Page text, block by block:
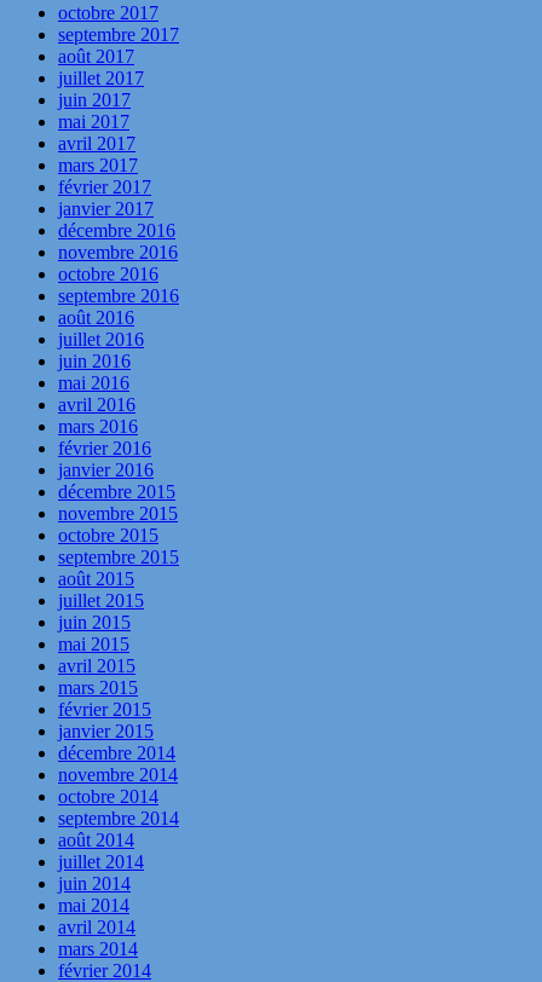
octobre 2017
septembre 2017
août 2017
juillet 2017
juin 2017
mai 2017
avril 2017
mars 2017
février 2017
janvier 2017
décembre 2016
novembre 2016
octobre 2016
septembre 2016
août 2016
juillet 2016
juin 2016
mai 2016
avril 2016
mars 2016
février 2016
janvier 2016
décembre 2015
novembre 2015
octobre 2015
septembre 2015
août 2015
juillet 2015
juin 2015
mai 2015
avril 2015
mars 2015
février 2015
janvier 2015
décembre 2014
novembre 2014
octobre 2014
septembre 2014
août 2014
juillet 2014
juin 2014
mai 2014
avril 2014
mars 2014
février 2014